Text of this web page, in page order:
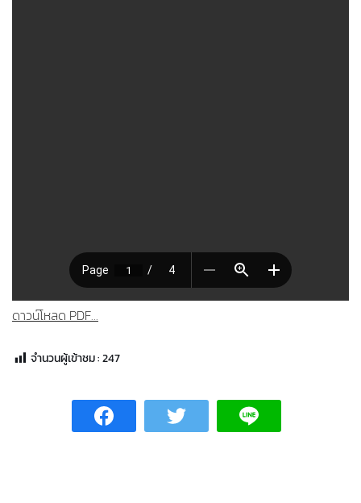
ดาวน์โหลด PDF...
จำนวนผู้เข้าชม :247